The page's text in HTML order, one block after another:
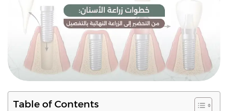
Table of Contents